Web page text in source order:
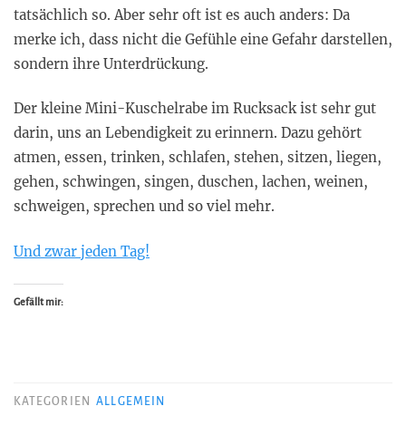
tatsächlich so. Aber sehr oft ist es auch anders: Da
merke ich, dass nicht die Gefühle eine Gefahr darstellen,
sondern ihre Unterdrückung.
Der kleine Mini-Kuschelrabe im Rucksack ist sehr gut
darin, uns an Lebendigkeit zu erinnern. Dazu gehört
atmen, essen, trinken, schlafen, stehen, sitzen, liegen,
gehen, schwingen, singen, duschen, lachen, weinen,
schweigen, sprechen und so viel mehr.
Und zwar jeden Tag!
Gefällt mir:
KATEGORIEN ALLGEMEIN